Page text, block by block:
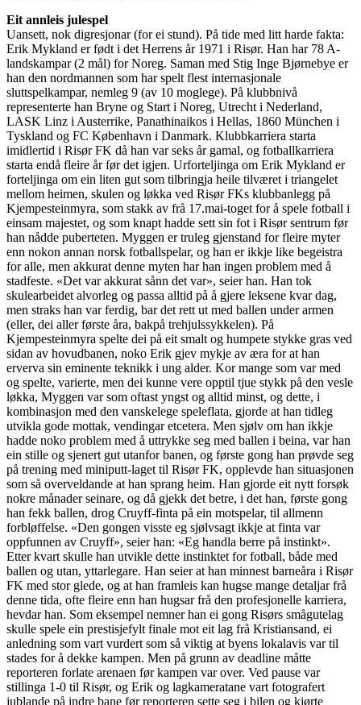
Eit annleis julespel
Uansett, nok digresjonar (for ei stund). På tide med litt harde fakta:
Erik Mykland er født i det Herrens år 1971 i Risør. Han har 78 A-
landskampar (2 mål) for Noreg. Saman med Stig Inge Bjørnebye er
han den nordmannen som har spelt flest internasjonale
sluttspelkampar, nemleg 9 (av 10 moglege). På klubbnivå
representerte han Bryne og Start i Noreg, Utrecht i Nederland,
LASK Linz i Austerrike, Panathinaikos i Hellas, 1860 München i
Tyskland og FC København i Danmark. Klubbkarriera starta
imidlertid i Risør FK då han var seks år gamal, og fotballkarriera
starta endå fleire år før det igjen. Urforteljinga om Erik Mykland er
forteljinga om ein liten gut som tilbringja heile tilværet i triangelet
mellom heimen, skulen og løkka ved Risør FKs klubbanlegg på
Kjempesteinmyra, som stakk av frå 17.mai-toget for å spele fotball i
einsam majestet, og som knapt hadde sett sin fot i Risør sentrum før
han nådde puberteten. Myggen er truleg gjenstand for fleire myter
enn nokon annan norsk fotballspelar, og han er ikkje like begeistra
for alle, men akkurat denne myten har han ingen problem med å
stadfeste. «Det var akkurat sånn det var», seier han. Han tok
skulearbeidet alvorleg og passa alltid på å gjere leksene kvar dag,
men straks han var ferdig, bar det rett ut med ballen under armen
(eller, dei aller første åra, bakpå trehjulssykkelen). På
Kjempesteinmyra spelte dei på eit smalt og humpete stykke gras ved
sidan av hovudbanen, noko Erik gjev mykje av æra for at han
erverva sin eminente teknikk i ung alder. Kor mange som var med
og spelte, varierte, men dei kunne vere opptil tjue stykk på den vesle
løkka, Myggen var som oftast yngst og alltid minst, og dette, i
kombinasjon med den vanskelege speleflata, gjorde at han tidleg
utvikla gode mottak, vendingar etcetera. Men sjølv om han ikkje
hadde noko problem med å uttrykke seg med ballen i beina, var han
ein stille og sjenert gut utanfor banen, og første gong han prøvde seg
på trening med miniputt-laget til Risør FK, opplevde han situasjonen
som så overveldande at han sprang heim. Han gjorde eit nytt forsøk
nokre månader seinare, og då gjekk det betre, i det han, første gong
han fekk ballen, drog Cruyff-finta på ein motspelar, til allmenn
forbløffelse. «Den gongen visste eg sjølvsagt ikkje at finta var
oppfunnen av Cruyff», seier han: «Eg handla berre på instinkt».
Etter kvart skulle han utvikle dette instinktet for fotball, både med
ballen og utan, yttarlegare. Han seier at han minnest barneåra i Risør
FK med stor glede, og at han framleis kan hugse mange detaljar frå
denne tida, ofte fleire enn han hugsar frå den profesjonelle karriera,
hevdar han. Som eksempel nemner han ei gong Risørs smågutelag
skulle spele ein prestisjefylt finale mot eit lag frå Kristiansand, ei
anledning som vart vurdert som så viktig at byens lokalavis var til
stades for å dekke kampen. Men på grunn av deadline måtte
reporteren forlate arenaen før kampen var over. Ved pause var
stillinga 1-0 til Risør, og Erik og lagkameratane vart fotografert
jublande på indre bane før reporteren sette seg i bilen og kjørte